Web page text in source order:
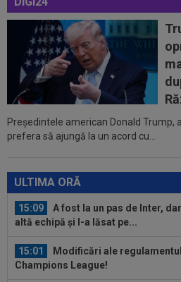
Președintele american Donald Trump,
prefera să ajungă la un acord cu...
ULTIMA ORĂ
cu KuPS din Europa League:
14:24 OFICIAL Juan Bauza a
14:18
"Schema" pregătită de Real
Diomande, la echipa a doua!
15:20 Mirel Rădoi a primit vestea
”Alo? Unde suntem aici?”
15:09
A fost la un pas de Inter,
altă echipă și l-a lăsat pe...
15:01
Modificări ale
Champions League!